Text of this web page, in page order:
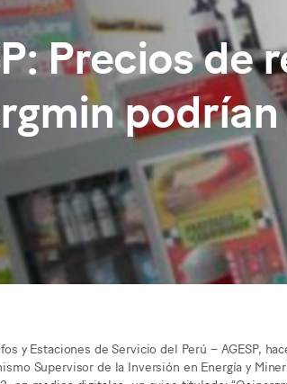
Precios
y Estaciones de Servicio del Perú – AGESP,
Supervisor de la Inversión en Energía y